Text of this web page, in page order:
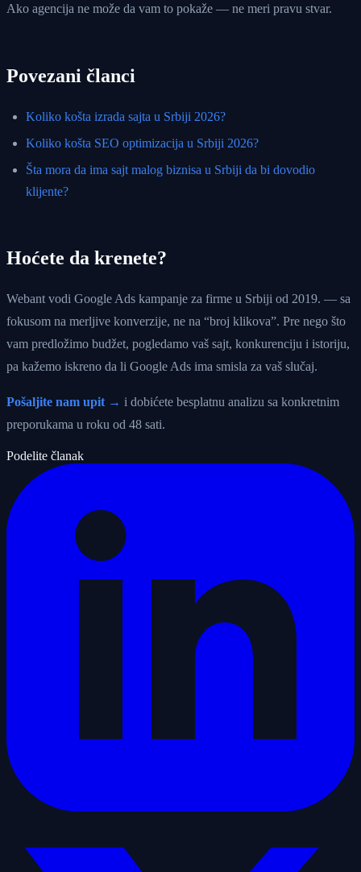
Ako agencija ne može da vam to pokaže — ne meri pravu stvar.
Povezani članci
Koliko košta izrada sajta u Srbiji 2026?
Koliko košta SEO optimizacija u Srbiji 2026?
Šta mora da ima sajt malog biznisa u Srbiji da bi dovodio
klijente?
Hoćete da krenete?
Webant vodi Google Ads kampanje za firme u Srbiji od 2019. — sa
fokusom na merljive konverzije, ne na “broj klikova”. Pre nego što
vam predložimo budžet, pogledamo vaš sajt, konkurenciju i istoriju,
pa kažemo iskreno da li Google Ads ima smisla za vaš slučaj.
Pošaljite nam upit → i dobićete besplatnu analizu sa konkretnim
preporukama u roku od 48 sati.
Podelite članak